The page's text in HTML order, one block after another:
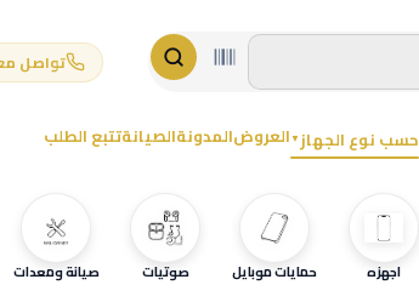
تواصل معنا:
حسب نوع الجهاز ▼العروضالمدونةالصيانةتتبع الطلب
اجهزه حمايات موبايل صوتيات صيانة ومعدات